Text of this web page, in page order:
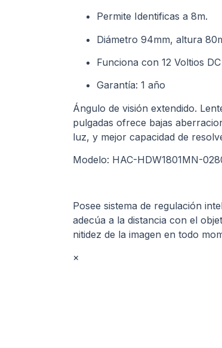
Permite Identificas a 8m.
Diámetro 94mm, altura
Funciona con 12 Voltios
Garantía: 1 año
Ángulo de visión extendido.
pulgadas ofrece bajas
luz, y mejor capacidad de
Modelo: HAC-HDW1801MN-
Posee sistema de regulación
adecúa a la distancia con el
nitidez de la imagen en todo
×